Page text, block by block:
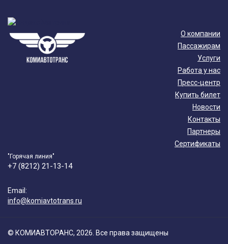
О компании
Пассажирам
Услуги
Работа у нас
Пресс-центр
Купить билет
Новости
Контакты
Партнеры
Сертификаты
"Горячая линия"
+7 (8212) 21-13-14
Email:
info@komiavtotrans.ru
© КОМИАВТОРАНС, 2026. Все права защищены